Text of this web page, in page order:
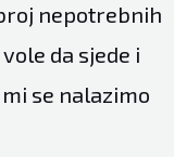
nepotrebnih
da sjede i
se nalazimo